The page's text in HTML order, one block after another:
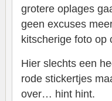
grotere oplages
geen excuses
kitscherige foto op
Hier slechts een
rode stickertjes
over… hint hint.